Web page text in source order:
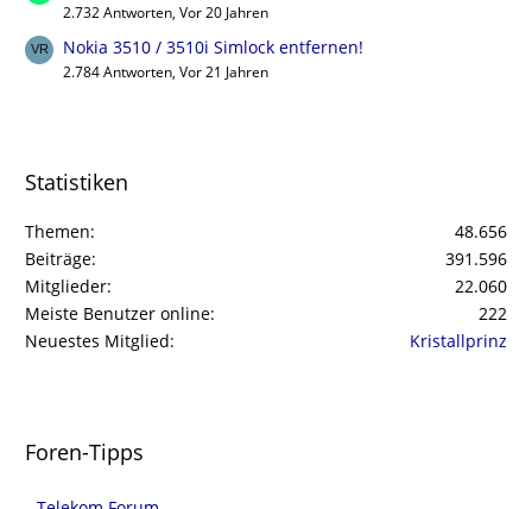
2.732 Antworten, Vor 20 Jahren
Nokia 3510 / 3510i Simlock entfernen!
2.784 Antworten, Vor 21 Jahren
Statistiken
Themen
48.656
Beiträge
391.596
Mitglieder
22.060
Meiste Benutzer online
222
Neuestes Mitglied
Kristallprinz
Foren-Tipps